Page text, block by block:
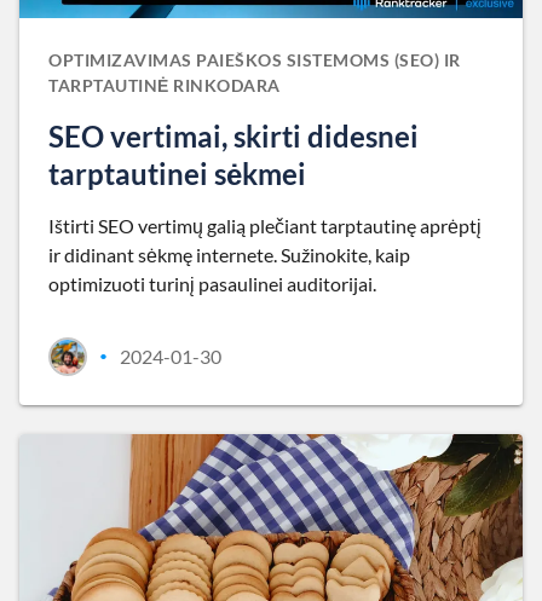
OPTIMIZAVIMAS PAIEŠKOS SISTEMOMS (SEO) IR
TARPTAUTINĖ RINKODARA
SEO vertimai, skirti didesnei
tarptautinei sėkmei
Ištirti SEO vertimų galią plečiant tarptautinę aprėptį
ir didinant sėkmę internete. Sužinokite, kaip
optimizuoti turinį pasaulinei auditorijai.
• 2024-01-30